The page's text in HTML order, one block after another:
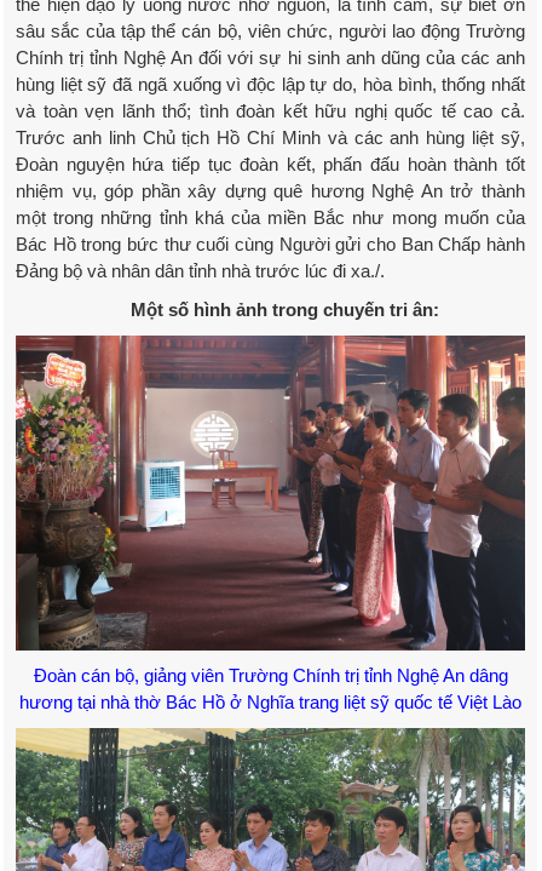
thể hiện đạo lý uống nước nhớ nguồn, là tình cảm, sự biết ơn
sâu sắc của tập thể cán bộ, viên chức, người lao động Trường
Chính trị tỉnh Nghệ An đối với sự hi sinh anh dũng của các anh
hùng liệt sỹ đã ngã xuống vì độc lập tự do, hòa bình, thống nhất
và toàn vẹn lãnh thổ; tình đoàn kết hữu nghị quốc tế cao cả.
Trước anh linh Chủ tịch Hồ Chí Minh và các anh hùng liệt sỹ,
Đoàn nguyện hứa tiếp tục đoàn kết, phấn đấu hoàn thành tốt
nhiệm vụ, góp phần xây dựng quê hương Nghệ An trở thành
một trong những tỉnh khá của miền Bắc như mong muốn của
Bác Hồ trong bức thư cuối cùng Người gửi cho Ban Chấp hành
Đảng bộ và nhân dân tỉnh nhà trước lúc đi xa./.
Một số hình ảnh trong chuyến tri ân:
Đoàn cán bộ, giảng viên Trường Chính trị tỉnh Nghệ An dâng
hương tại nhà thờ Bác Hồ ở Nghĩa trang liệt sỹ quốc tế Việt Lào